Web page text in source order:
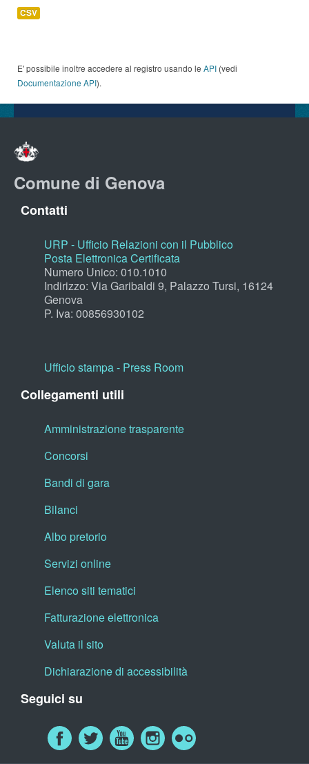
CSV
E' possibile inoltre accedere al registro usando le API (vedi
Documentazione API).
Comune di Genova
Contatti
URP - Ufficio Relazioni con il Pubblico
Posta Elettronica Certificata
Numero Unico: 010.1010
Indirizzo: Via Garibaldi 9, Palazzo Tursi, 16124
Genova
P. Iva: 00856930102
Ufficio stampa - Press Room
Collegamenti utili
Amministrazione trasparente
Concorsi
Bandi di gara
Bilanci
Albo pretorio
Servizi online
Elenco siti tematici
Fatturazione elettronica
Valuta il sito
Dichiarazione di accessibilità
Seguici su